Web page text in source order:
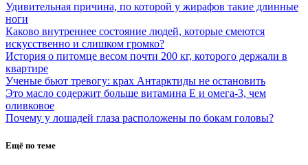
Удивительная причина, по которой у жирафов такие длинные
ноги
Каково внутреннее состояние людей, которые смеются
искусственно и слишком громко?
История о питомце весом почти 200 кг, которого держали в
квартире
Ученые бьют тревогу: крах Антарктиды не остановить
Это масло содержит больше витамина Е и омега-3, чем
оливковое
Почему у лошадей глаза расположены по бокам головы?
Ещё по теме